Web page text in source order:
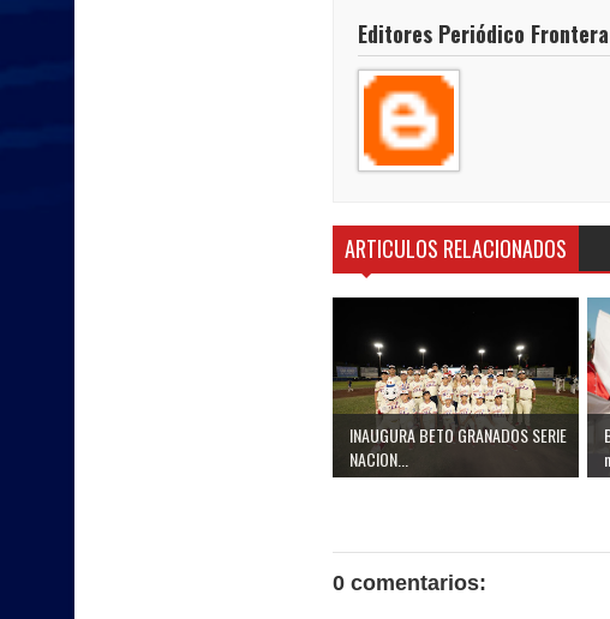
Editores Periódico
ARTICULOS RELACIONADOS
INAUGURA BETO GRANADOS SERIE
NACION...
0 comentarios: